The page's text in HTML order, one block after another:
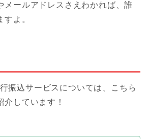
メールアドレスさえわかれば、誰
よ。
振込サービスについては、こちら
しています！